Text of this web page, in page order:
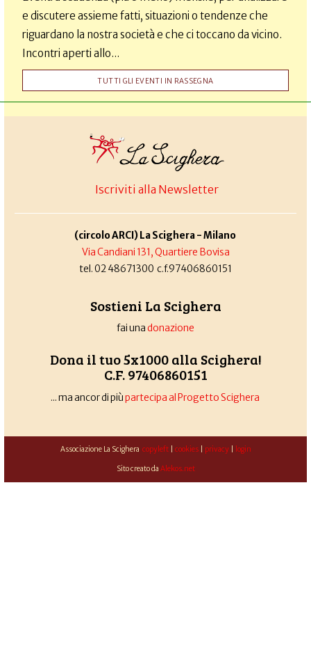
e discutere assieme fatti, situazioni o tendenze che
riguardano la nostra società e che ci toccano da vicino.
Incontri aperti allo...
TUTTI GLI EVENTI IN RASSEGNA
Iscriviti alla Newsletter
(circolo ARCI) La Scighera - Milano
Via Candiani 131, Quartiere Bovisa
tel. 02 48671300 c.f.97406860151
Sostieni La Scighera
fai unadonazione
Dona il tuo 5x1000 alla Scighera!
C.F. 97406860151
... ma ancor di piùpartecipa al Progetto Scighera
Associazione La Scighera copyleft| cookies| privacy| login
Sito creato da Alekos.net